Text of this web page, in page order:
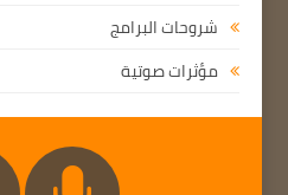
شروحات البرامج
مؤثرات صوتية